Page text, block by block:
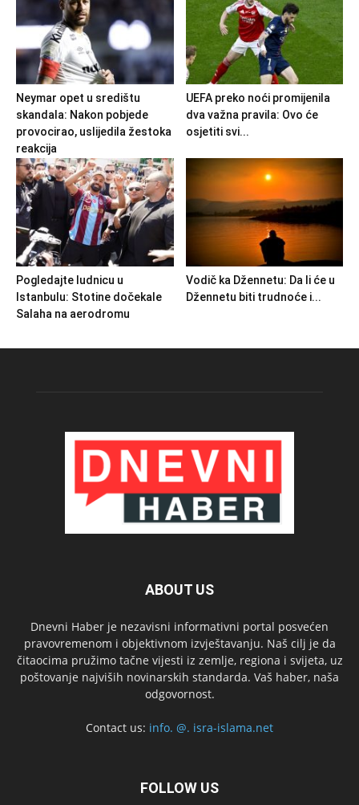
Neymar opet u središtu
skandala: Nakon pobjede
provocirao, uslijedila žestoka
reakcija
UEFA preko noći promijenila
dva važna pravila: Ovo će
osjetiti svi...
Pogledajte ludnicu u
Istanbulu: Stotine dočekale
Salaha na aerodromu
Vodič ka Džennetu: Da li će u
Džennetu biti trudnoće i...
ABOUT US
Dnevni Haber je nezavisni informativni portal posvećen
pravovremenom i objektivnom izvještavanju. Naš cilj je da
čitaocima pružimo tačne vijesti iz zemlje, regiona i svijeta, uz
poštovanje najviših novinarskih standarda. Vaš haber, naša
odgovornost.
Contact us: info. @. isra-islama.net
FOLLOW US